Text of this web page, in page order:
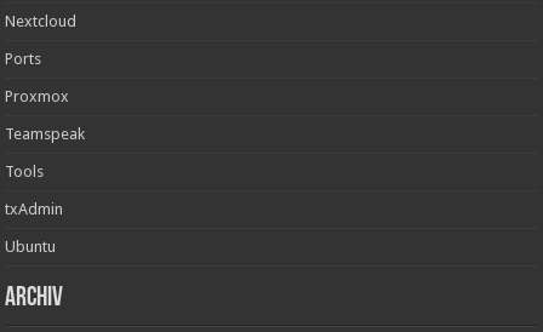
Nextcloud
Ports
Proxmox
Teamspeak
Tools
txAdmin
Ubuntu
Archiv